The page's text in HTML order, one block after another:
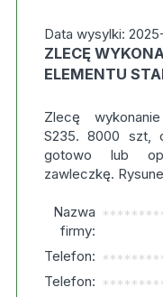
Data wysylki:
ZLECĘ
ELEMENTU
Zlecę
S235. 8000 szt,
gotowo lub
zawleczkę.
Nazwa
firmy:
Telefon:
Telefon: